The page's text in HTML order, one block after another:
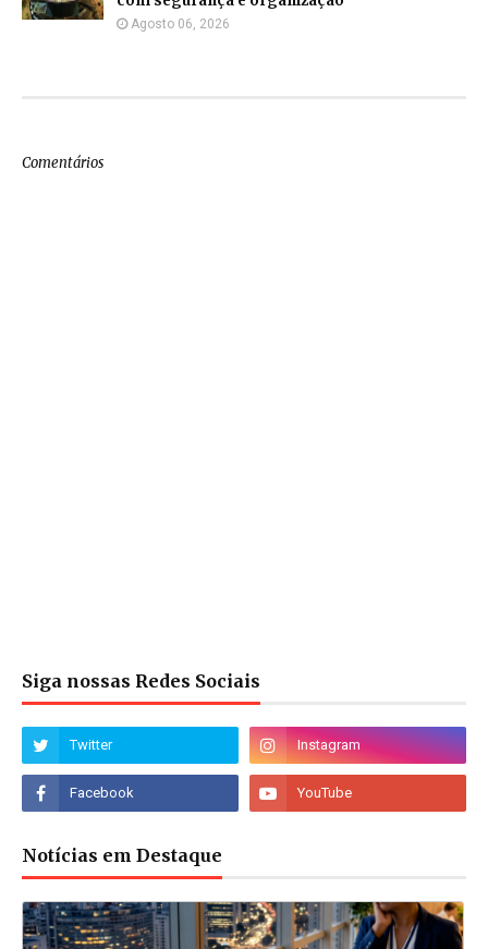
Agosto 06, 2026
Comentários
Siga nossas Redes Sociais
Notícias em Destaque